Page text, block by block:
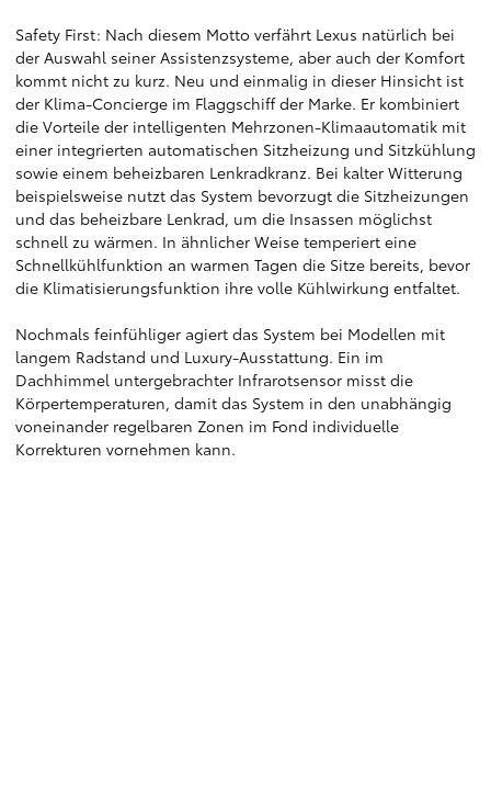
Safety First: Nach diesem Motto verfährt Lexus natürlich bei
der Auswahl seiner Assistenzsysteme, aber auch der Komfort
kommt nicht zu kurz. Neu und einmalig in dieser Hinsicht ist
der Klima-Concierge im Flaggschiff der Marke. Er kombiniert
die Vorteile der intelligenten Mehrzonen-Klimaautomatik mit
einer integrierten automatischen Sitzheizung und Sitzkühlung
sowie einem beheizbaren Lenkradkranz. Bei kalter Witterung
beispielsweise nutzt das System bevorzugt die Sitzheizungen
und das beheizbare Lenkrad, um die Insassen möglichst
schnell zu wärmen. In ähnlicher Weise temperiert eine
Schnellkühlfunktion an warmen Tagen die Sitze bereits, bevor
die Klimatisierungsfunktion ihre volle Kühlwirkung entfaltet.
Nochmals feinfühliger agiert das System bei Modellen mit
langem Radstand und Luxury-Ausstattung. Ein im
Dachhimmel untergebrachter Infrarotsensor misst die
Körpertemperaturen, damit das System in den unabhängig
voneinander regelbaren Zonen im Fond individuelle
Korrekturen vornehmen kann.